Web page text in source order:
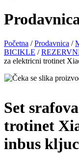
Početna /Prodavnica /
BICIKLE /
za elektricni trotinet
Set
trotinet
inbus